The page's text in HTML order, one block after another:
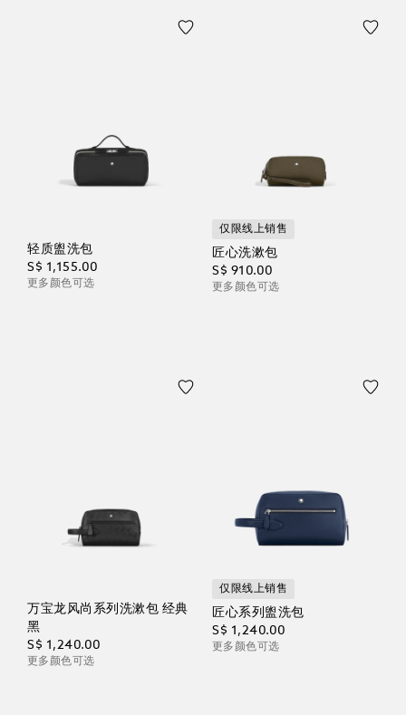
轻质盥洗包
S$ 1,155.00
更多颜色可选
仅限线上销售
匠心洗漱包
S$ 910.00
更多颜色可选
万宝龙风尚系列洗漱包 经典
黑
S$ 1,240.00
更多颜色可选
仅限线上销售
匠心系列盥洗包
S$ 1,240.00
更多颜色可选